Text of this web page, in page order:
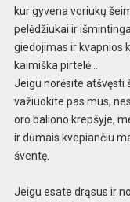
kur gyvena voriukų
pelėdžiukai ir
giedojimas ir kvapnios
kaimiška pirtelė…
Jeigu norėsite atšvęsti
važiuokite pas mus,
oro baliono krepšyje,
ir dūmais kvepiančiu
šventę.
Jeigu esate drąsus ir